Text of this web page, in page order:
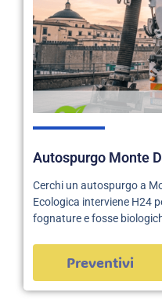
Autospurgo Monte
Cerchi un autospurgo a
Ecologica interviene H24
fognature e fosse
Preventivi